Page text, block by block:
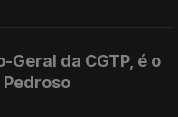
da CGTP, é o